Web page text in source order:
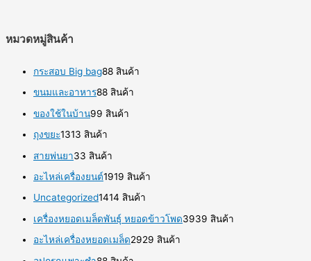
หมวดหมู่สินค้า
กระสอบ Big bag88 สินค้า
ขนมและอาหาร88 สินค้า
ของใช้ในบ้าน99 สินค้า
ถุงขยะ1313 สินค้า
สายพ่นยา33 สินค้า
อะไหล่เครื่องยนต์1919 สินค้า
Uncategorized1414 สินค้า
เครื่องหยอดเมล็ดพันธุ์ หยอดข้าวโพด3939 สินค้า
อะไหล่เครื่องหยอดเมล็ด2929 สินค้า